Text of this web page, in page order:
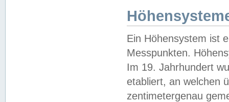
Ein Höhensystem ist
Messpunkten.
Im 19. Jahrhundert
etabliert, an welchen
zentimetergenau